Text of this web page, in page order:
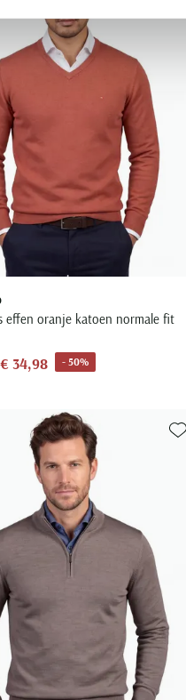
effen oranje katoen normale fit
€ 34,98 - 50%